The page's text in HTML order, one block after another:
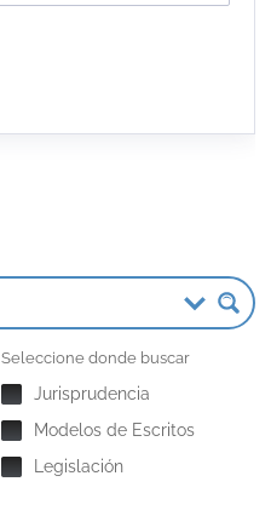
Seleccione donde buscar
Jurisprudencia
Modelos de Escritos
Legislación